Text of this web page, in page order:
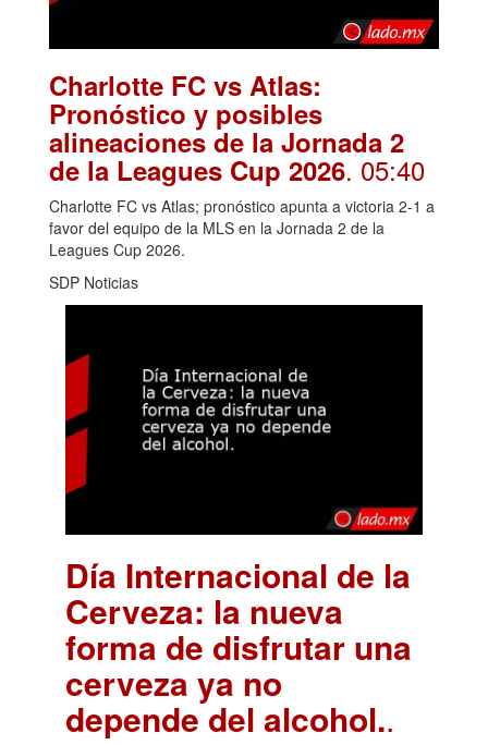
Charlotte FC vs Atlas:
Pronóstico y posibles
alineaciones de la Jornada 2
de la Leagues Cup 2026. 05:40
Charlotte FC vs Atlas; pronóstico apunta a victoria 2-1 a
favor del equipo de la MLS en la Jornada 2 de la
Leagues Cup 2026.
SDP Noticias
Día Internacional de la
Cerveza: la nueva
forma de disfrutar una
cerveza ya no
depende del alcohol..